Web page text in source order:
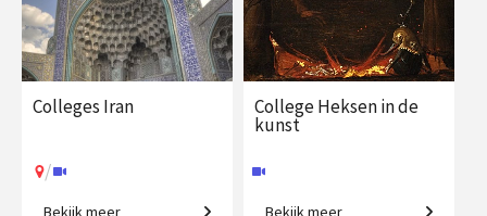
Colleges Iran
/
Bekijk meer
College Heksen in de
kunst
Bekijk meer